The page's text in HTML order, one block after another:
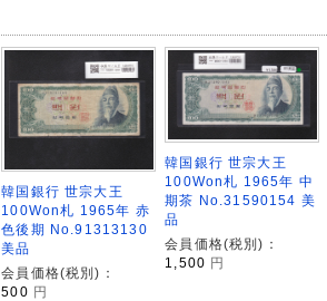
韓国銀行 世宗大王
100Won札 1965年 赤
色後期 No.91313130
美品
会員価格(税別)：
500 円
韓国銀行 世宗大王
100Won札 1965年 中
期茶 No.31590154 美
品
会員価格(税別)：
1,500 円